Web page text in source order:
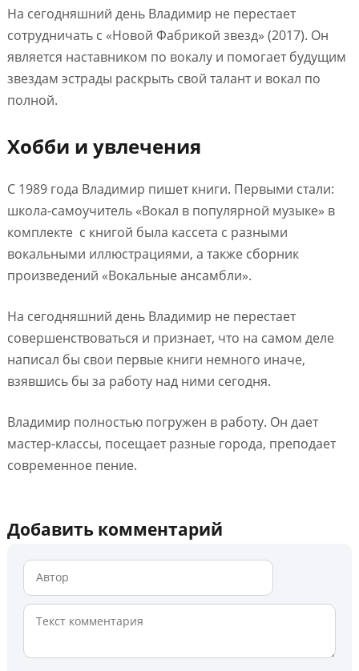
На сегодняшний день Владимир не перестает
сотрудничать с «Новой Фабрикой звезд» (2017). Он
является наставником по вокалу и помогает будущим
звездам эстрады раскрыть свой талант и вокал по
полной.
Хобби и увлечения
С 1989 года Владимир пишет книги. Первыми стали:
школа-самоучитель «Вокал в популярной музыке» в
комплекте с книгой была кассета с разными
вокальными иллюстрациями, а также сборник
произведений «Вокальные ансамбли».
На сегодняшний день Владимир не перестает
совершенствоваться и признает, что на самом деле
написал бы свои первые книги немного иначе,
взявшись бы за работу над ними сегодня.
Владимир полностью погружен в работу. Он дает
мастер-классы, посещает разные города, преподает
современное пение.
Добавить комментарий